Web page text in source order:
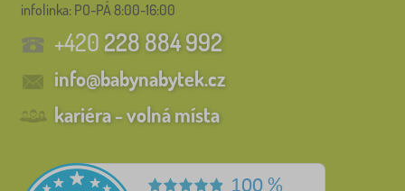
infolinka: PO-PÁ 8:00-16:00
+420228 884 992
info@babynabytek.cz
kariéra - volná místa